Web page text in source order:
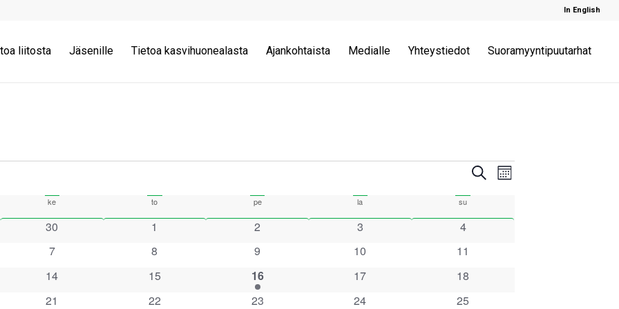
In English
liitosta Jäsenille Tietoa kasvihuonealasta Ajankohtaista Medialle Yhteystiedot Suoramyyntipuutarhat
Etsi
Näkymät
Etsi
Tapahtuma
Navigation
Kuukausi
ke to peperjantai la su
0
30
0
1
0
2
0
3
0
4
0
7
0
8
0
9
0
10
0
11
0
14
0
15
1
tapahtuma
16
0
17
0
18
0
21
0
22
0
23
0
24
0
25